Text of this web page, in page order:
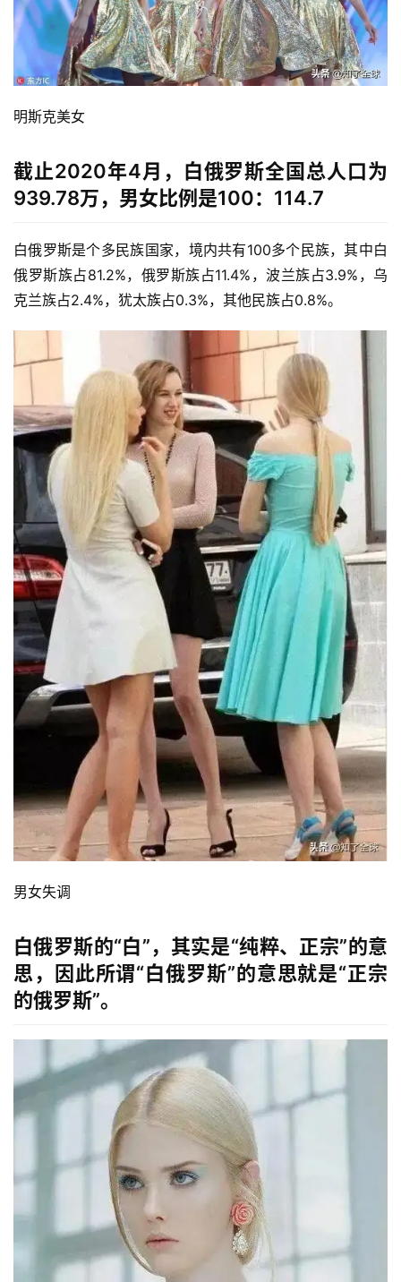
明斯克美女
截止2020年4月，白俄罗斯全国总人口为
939.78万，男女比例是100：114.7
白俄罗斯是个多民族国家，境内共有100多个民族，其中白
俄罗斯族占81.2%，俄罗斯族占11.4%，波兰族占3.9%，乌
克兰族占2.4%，犹太族占0.3%，其他民族占0.8%。
男女失调
白俄罗斯的“白”，其实是“纯粹、正宗”的意
思，因此所谓“白俄罗斯”的意思就是“正宗
的俄罗斯”。